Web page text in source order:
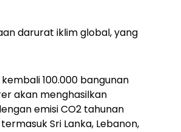
darurat iklim global, yang
100.000 bangunan
akan menghasilkan
emisi CO2 tahunan
Sri Lanka, Lebanon,